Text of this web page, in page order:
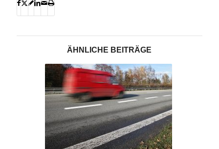
ÄHNLICHE BEITRÄGE